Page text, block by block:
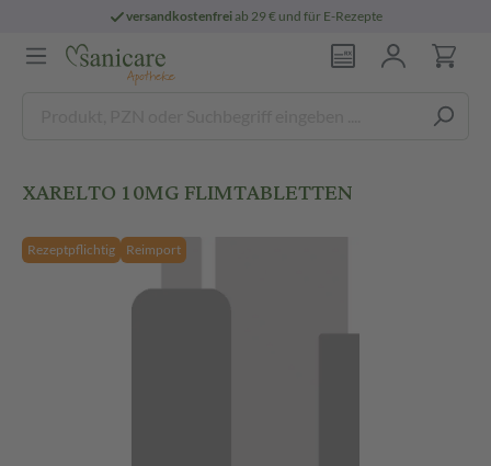
versandkostenfreiab 29 € und für E-Rezepte
XARELTO 10MG FLIMTABLETTEN
Rezeptpflichtig Reimport